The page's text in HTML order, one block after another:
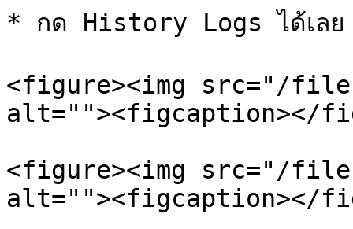
* กด History Logs ได้เลย
<figure><img src="/files/
alt=""><figcaption></
<figure><img src="/files/
alt=""><figcaption></